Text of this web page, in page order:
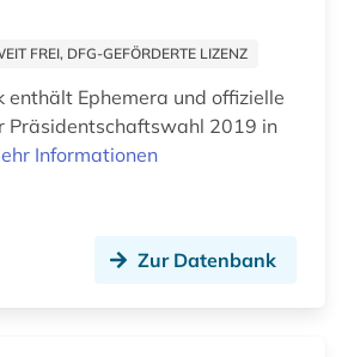
religiöse minderheit (1)
FREI, DFG-GEFÖRDERTE LIZENZ
enthält Ephemera und offizielle
Präsidentschaftswahl 2019 in
Informationen
Zur Datenbank